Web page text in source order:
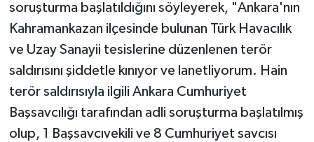
soruşturma başlatıldığını söyleyerek, "Ankara'nın
Kahramankazan ilçesinde bulunan Türk Havacılık
ve Uzay Sanayii tesislerine düzenlenen terör
saldırısını şiddetle kınıyor ve lanetliyorum. Hain
terör saldırısıyla ilgili Ankara Cumhuriyet
Başsavcılığı tarafından adli soruşturma başlatılmış
olup, 1 Başsavcıvekili ve 8 Cumhuriyet savcısı